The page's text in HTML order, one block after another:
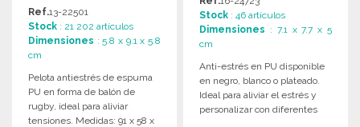
MAYORISTA
Ref.13-22501
Stock : 21 202 artículos
Dimensiones : 5.8 x 9.1 x 5.8
cm
Pelota antiestrés de espuma
PU en forma de balón de
rugby, ideal para aliviar
tensiones. Medidas: 91 x 58 x
Stock : 46 artículos
Dimensiones : 7.1 x 7.7 x 5
cm
Anti-estrés en PU disponible
en negro, blanco o plateado.
Ideal para aliviar el estrés y
personalizar con diferentes